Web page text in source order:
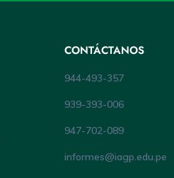
CONTÁCTANOS
944-493-357
939-393-006
947-702-089
informes@iagp.edu.pe